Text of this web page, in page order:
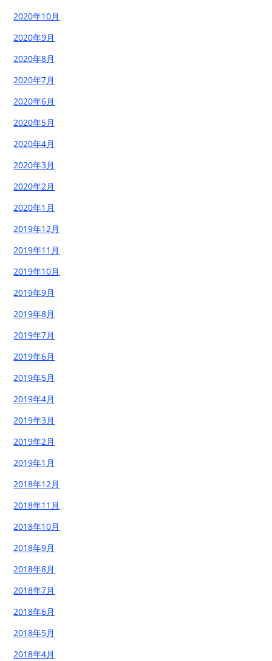
2020年10月
2020年9月
2020年8月
2020年7月
2020年6月
2020年5月
2020年4月
2020年3月
2020年2月
2020年1月
2019年12月
2019年11月
2019年10月
2019年9月
2019年8月
2019年7月
2019年6月
2019年5月
2019年4月
2019年3月
2019年2月
2019年1月
2018年12月
2018年11月
2018年10月
2018年9月
2018年8月
2018年7月
2018年6月
2018年5月
2018年4月